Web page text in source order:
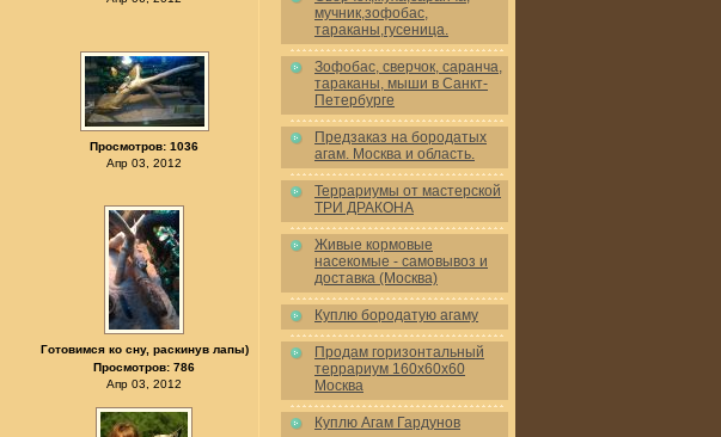
Просмотров: 1036
Апр 03, 2012
Готовимся ко сну, раскинув лапы)
Просмотров: 786
Апр 03, 2012
мучник,зофобас,
тараканы,гусеница.
Зофобас, сверчок, саранча,
тараканы, мыши в Санкт-
Петербурге
Предзаказ на бородатых
агам. Москва и область.
Террариумы от мастерской
ТРИ ДРАКОНА
Живые кормовые
насекомые - самовывоз и
доставка (Москва)
Куплю бородатую агаму
Продам горизонтальный
террариум 160x60x60
Москва
Куплю Агам Гардунов